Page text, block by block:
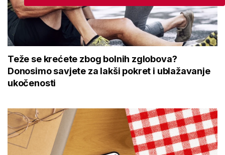
Teže se krećete zbog bolnih zglobova?
Donosimo savjete za lakši pokret i ublažavanje
ukočenosti